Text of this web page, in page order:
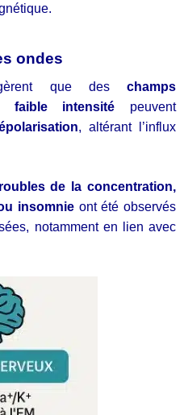
ondes
que des champs
faible intensité peuvent
, altérant l’influx
de la concentration,
insomnieont été observés
notamment en lien avec